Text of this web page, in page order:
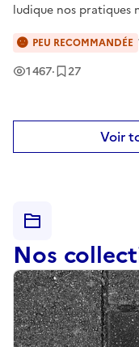
ludique nos pratiques
1 467Vues
· 27
PEU RECOMMANDÉE
Voir
Nos